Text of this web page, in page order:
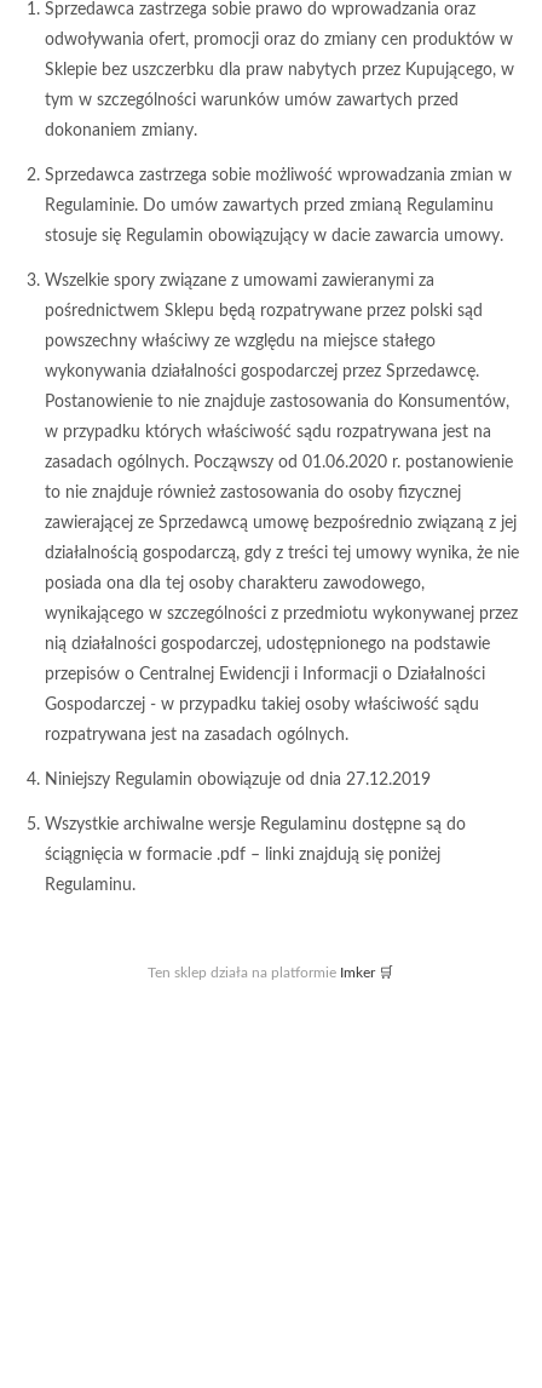
Sprzedawca zastrzega sobie prawo do wprowadzania oraz
odwoływania ofert, promocji oraz do zmiany cen produktów w
Sklepie bez uszczerbku dla praw nabytych przez Kupującego, w
tym w szczególności warunków umów zawartych przed
dokonaniem zmiany.
Sprzedawca zastrzega sobie możliwość wprowadzania zmian w
Regulaminie. Do umów zawartych przed zmianą Regulaminu
stosuje się Regulamin obowiązujący w dacie zawarcia umowy.
Wszelkie spory związane z umowami zawieranymi za
pośrednictwem Sklepu będą rozpatrywane przez polski sąd
powszechny właściwy ze względu na miejsce stałego
wykonywania działalności gospodarczej przez Sprzedawcę.
Postanowienie to nie znajduje zastosowania do Konsumentów,
w przypadku których właściwość sądu rozpatrywana jest na
zasadach ogólnych. Począwszy od 01.06.2020 r. postanowienie
to nie znajduje również zastosowania do osoby fizycznej
zawierającej ze Sprzedawcą umowę bezpośrednio związaną z jej
działalnością gospodarczą, gdy z treści tej umowy wynika, że nie
posiada ona dla tej osoby charakteru zawodowego,
wynikającego w szczególności z przedmiotu wykonywanej przez
nią działalności gospodarczej, udostępnionego na podstawie
przepisów o Centralnej Ewidencji i Informacji o Działalności
Gospodarczej - w przypadku takiej osoby właściwość sądu
rozpatrywana jest na zasadach ogólnych.
Niniejszy Regulamin obowiązuje od dnia 27.12.2019
Wszystkie archiwalne wersje Regulaminu dostępne są do
ściągnięcia w formacie .pdf – linki znajdują się poniżej
Regulaminu.
Ten sklep działa na platformie Imker 🛒